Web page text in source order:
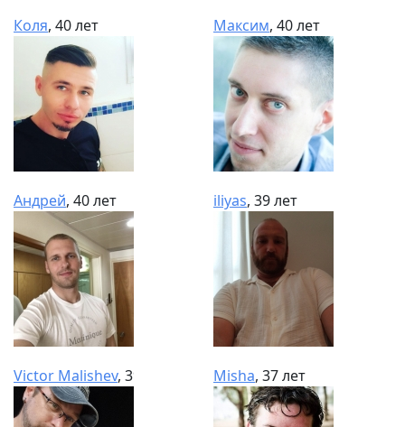
Коля, 40 лет Максим, 40 лет
Андрей, 40 лет iliyas, 39 лет
Victor Malishev, 39 лет Misha, 37 лет